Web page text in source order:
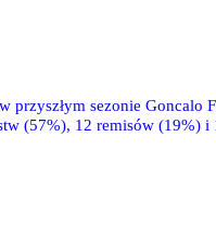
przyszłym sezonie
(57%), 12 remisów (19%)